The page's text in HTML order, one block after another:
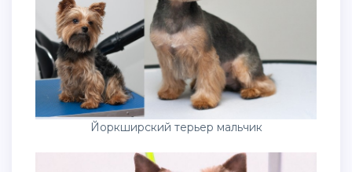
Йоркширский терьер мальчик